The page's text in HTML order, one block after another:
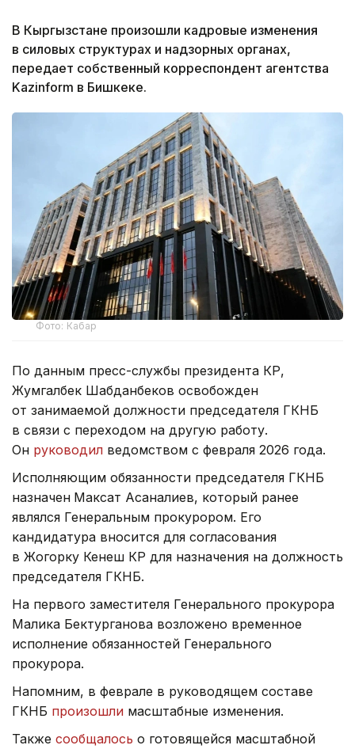
В Кыргызстане произошли кадровые изменения
в силовых структурах и надзорных органах,
передает собственный корреспондент агентства
Kazinform в Бишкеке.
Фото: Кабар
По данным пресс-службы президента КР,
Жумгалбек Шабданбеков освобожден
от занимаемой должности председателя ГКНБ
в связи с переходом на другую работу.
Он руководил ведомством с февраля 2026 года.
Исполняющим обязанности председателя ГКНБ
назначен Максат Асаналиев, который ранее
являлся Генеральным прокурором. Его
кандидатура вносится для согласования
в Жогорку Кенеш КР для назначения на должность
председателя ГКНБ.
На первого заместителя Генерального прокурора
Малика Бектурганова возложено временное
исполнение обязанностей Генерального
прокурора.
Напомним, в феврале в руководящем составе
ГКНБ произошли масштабные изменения.
Также сообщалось о готовящейся масштабной